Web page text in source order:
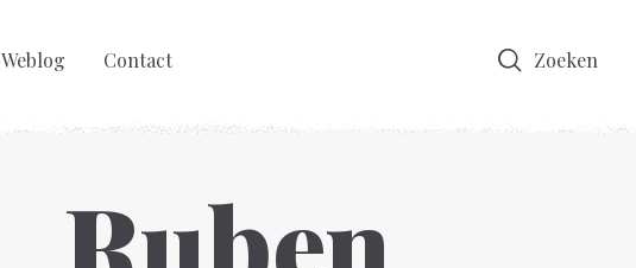
Weblog Contact Zoeken